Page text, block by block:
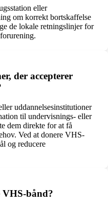
eller
om korrekt bortskaffelse
de lokale retningslinjer for
der accepterer
uddannelsesinstitutioner
til undervisnings- eller
dem direkte for at få
Ved at donere VHS-
og reducere
VHS-bånd?